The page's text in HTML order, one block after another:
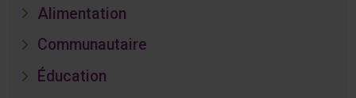
Alimentation
Communautaire
Éducation